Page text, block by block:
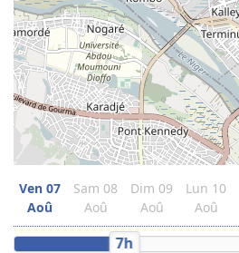
Ven 07
Aoû
Sam 08
Aoû
Dim 09
Aoû
Lun 10
Aoû
7h